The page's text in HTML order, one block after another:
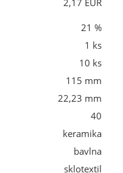
2,17 EUR
21 %
1 ks
10 ks
115 mm
22,23 mm
40
keramika
bavlna
sklotextil